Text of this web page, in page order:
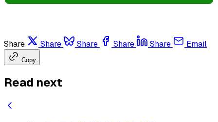
Share Share Share Share Share Email
Copy
Read next